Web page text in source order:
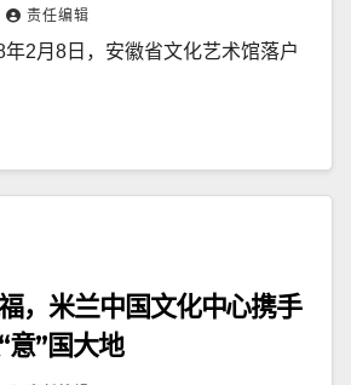
责任编辑
2月8日，安徽省文化艺术馆落户
，米兰中国文化中心携手
意”国大地